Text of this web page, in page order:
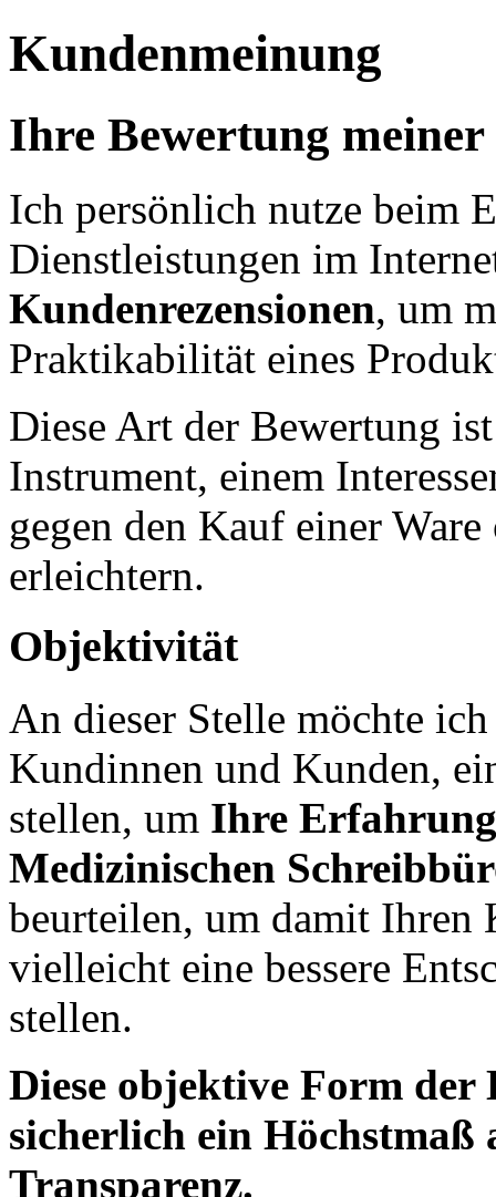
Kundenmeinung
Ihre Bewertung
Ich persönlich nutze beim
Dienstleistungen im
Kundenrezensionen, um
Praktikabilität eines
Diese Art der Bewertung
Instrument, einem
gegen den Kauf einer
erleichtern.
Objektivität
An dieser Stelle möchte
Kundinnen und Kunden,
stellen, um Ihre
Medizinischen
beurteilen, um damit
vielleicht eine bessere
stellen.
Diese objektive Form
sicherlich ein
Transparenz.